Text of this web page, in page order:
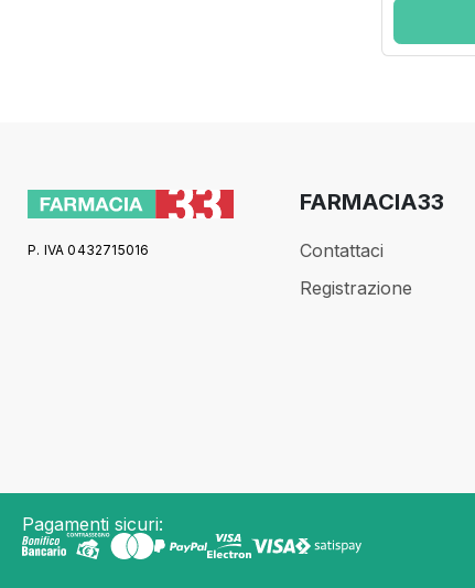
P. IVA 0432715016
FARMACIA33
Contattaci
Registrazione
Pagamenti sicuri: